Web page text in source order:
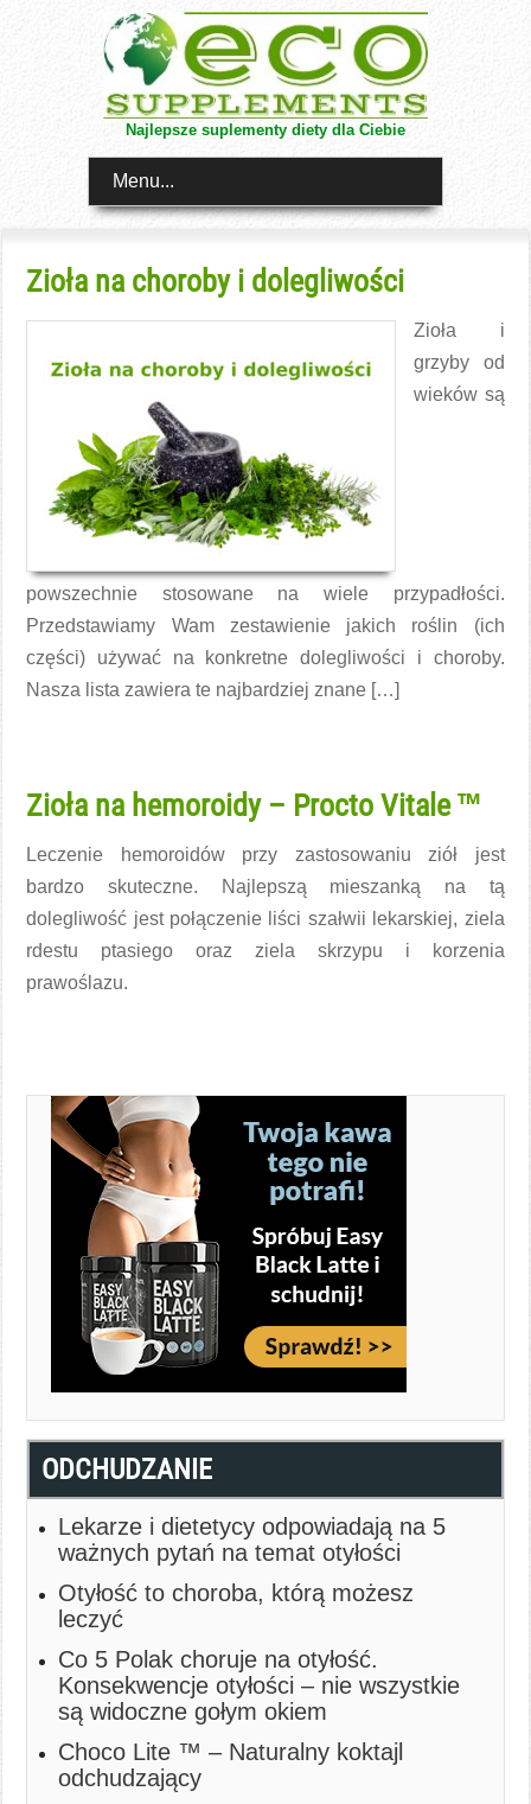
Najlepsze suplementy diety dla Ciebie
Menu...
Zioła na choroby i dolegliwości
Zioła i
grzyby od
wieków są
powszechnie stosowane na wiele przypadłości.
Przedstawiamy Wam zestawienie jakich roślin (ich
części) używać na konkretne dolegliwości i choroby.
Nasza lista zawiera te najbardziej znane […]
Zioła na hemoroidy – Procto Vitale ™
Leczenie hemoroidów przy zastosowaniu ziół jest
bardzo skuteczne. Najlepszą mieszanką na tą
dolegliwość jest połączenie liści szałwii lekarskiej, ziela
rdestu ptasiego oraz ziela skrzypu i korzenia
prawoślazu.
ODCHUDZANIE
Lekarze i dietetycy odpowiadają na 5
ważnych pytań na temat otyłości
Otyłość to choroba, którą możesz
leczyć
Co 5 Polak choruje na otyłość.
Konsekwencje otyłości – nie wszystkie
są widoczne gołym okiem
Choco Lite ™ – Naturalny koktajl
odchudzający